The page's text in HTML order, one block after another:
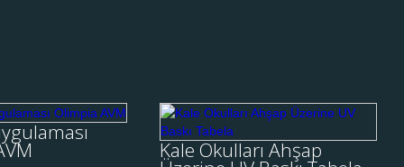
uygulaması
Olimpia AVM Kale Okulları Ahşap
Kale Okulları Ahşap
Üzerine UV Baskı